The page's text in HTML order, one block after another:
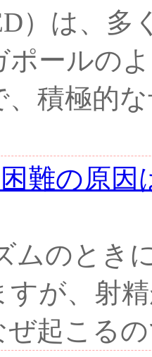
）は、多
ポールの
、積極的
難の原
ムのとき
すが、射
起こる